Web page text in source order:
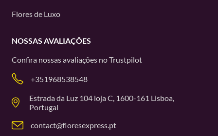
Flores de Luxo
NOSSAS AVALIAÇÕES
Confira nossas avaliações noTrustpilot
+351968538548
Estrada da Luz 104 loja C, 1600-161 Lisboa,
Portugal
contact@floresexpress.pt